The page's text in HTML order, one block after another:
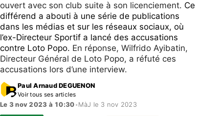
ouvert avec son club suite à son licenciement. Ce
différend a abouti à une série de publications
dans les médias et sur les réseaux sociaux, où
l’ex-Directeur Sportif a lancé des accusations
contre Loto Popo. En réponse, Wilfrido Ayibatin,
Directeur Général de Loto Popo, a réfuté ces
accusations lors d’une interview.
Paul Arnaud DEGUENON
Voir tous ses articles
Le 3 nov 2023 à 10:30•MàJ le 3 nov 2023